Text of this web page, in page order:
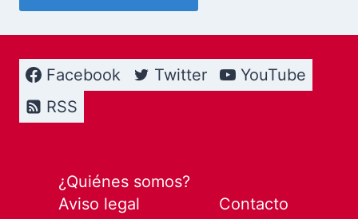
Facebook Twitter
YouTube
RSS
¿Quiénes somos?
Aviso legal
Contacto